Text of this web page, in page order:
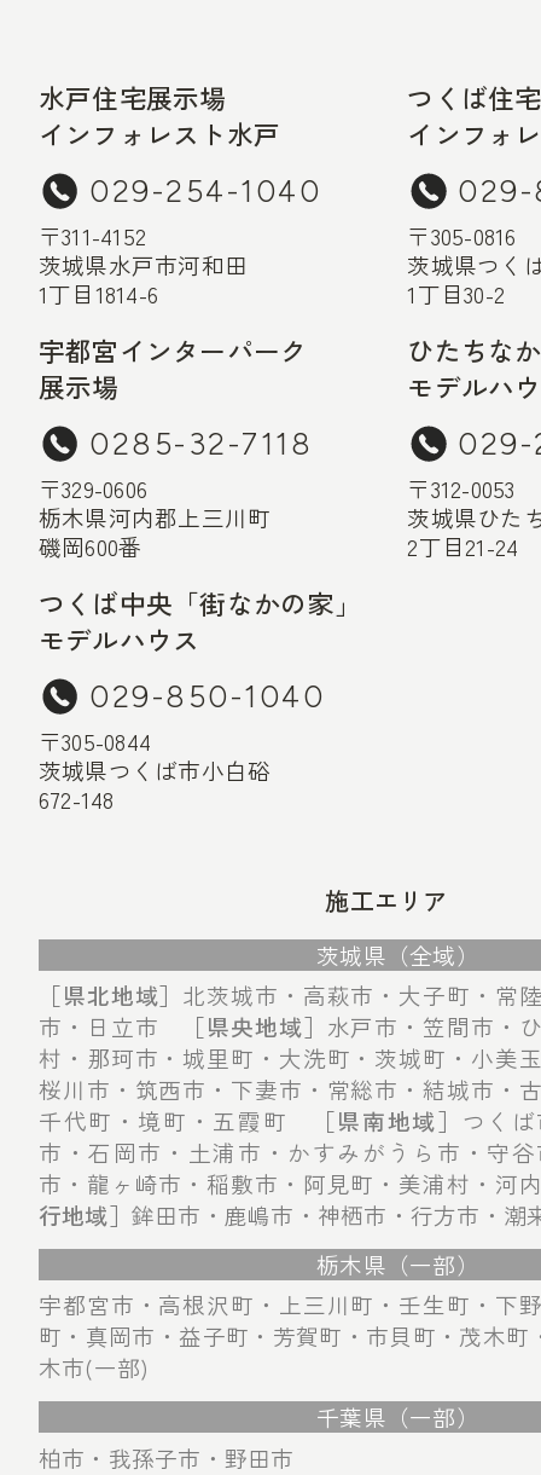
水戸住宅展示場
インフォレスト水戸
029-254-1040
〒311-4152
茨城県水戸市河和田
1丁目1814-6
つくば住
インフォ
〒305-0816
茨城県つく
1丁目30-2
宇都宮インターパーク
展示場
0285-32-7118
〒329-0606
栃木県河内郡上三川町
磯岡600番
ひたちな
モデルハ
029-
〒312-0053
茨城県ひた
2丁目21-24
つくば中央「街なかの家」
モデルハウス
029-850-1040
〒305-0844
茨城県つくば市小白硲
672-148
施工エリア
茨城県（全域）
［県北地域］ 北茨城市・高萩市・大子町・常
市・日立市
［県央地域］ 水戸市・笠間市・
村・那珂市・城里町・大洗町・茨城町・小
桜川市・筑西市・下妻市・常総市・結城市・
千代町・境町・五霞町
［県南地域］ つく
市・石岡市・土浦市・かすみがうら市・守
市・龍ヶ崎市・稲敷市・阿見町・美浦村・
行地域］ 鉾田市・鹿嶋市・神栖市・行方市・潮
栃木県（一部）
宇都宮市・高根沢町・上三川町・壬生町・下
町・真岡市・益子町・芳賀町・市貝町・茂木
木市(一部)
千葉県（一部）
柏市・我孫子市・野田市